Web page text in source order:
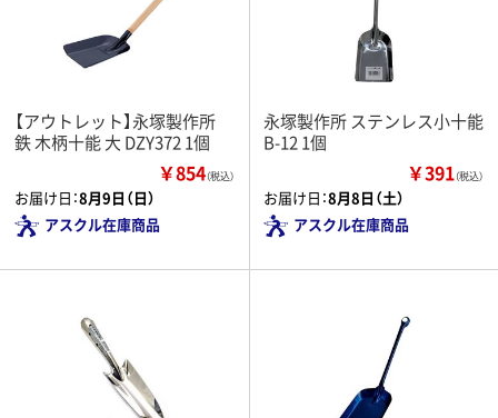
【アウトレット】永塚製作所
鉄 木柄十能 大 DZY372 1個
￥854（税込）
お届け日：8月9日（日）
アスクル在庫商品
永塚製作所 ステンレス小十能
B-12 1個
￥391（税込）
お届け日：8月8日（土）
アスクル在庫商品